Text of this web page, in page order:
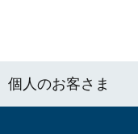
個人のお客さま